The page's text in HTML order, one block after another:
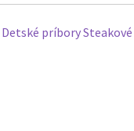
Detské príborySteakové